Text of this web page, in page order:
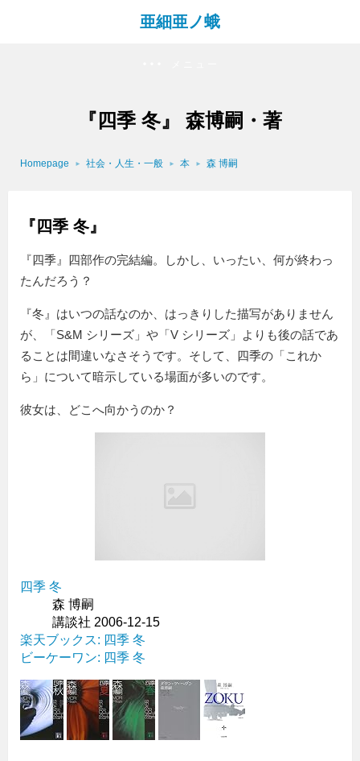
亜細亜ノ蛾
『四季 冬』 森博嗣・著
Homepage 社会・人生・一般 本 森 博嗣
『四季 冬』
『四季』四部作の完結編。しかし、いったい、何が終わっ
たんだろう？
『冬』はいつの話なのか、はっきりした描写がありません
が、「S&M シリーズ」や「V シリーズ」よりも後の話であ
ることは間違いなさそうです。そして、四季の「これか
ら」について暗示している場面が多いのです。
彼女は、どこへ向かうのか？
四季 冬
森 博嗣
講談社 2006-12-15
楽天ブックス: 四季 冬
ビーケーワン: 四季 冬